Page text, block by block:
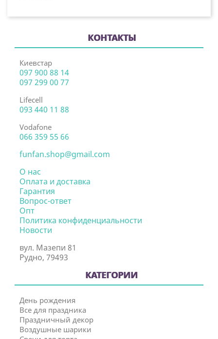
КОНТАКТЫ
Киевстар
097 900 88 14
097 299 00 77
Lifecell
093 440 11 88
Vodafone
066 359 55 66
funfan.shop@gmail.com
О нас
Оплата и доставка
Гарантия
Вопрос-ответ
Опт
Политика конфиденциальности
Новости
вул. Мазепи 81
Рудно, 79493
КАТЕГОРИИ
День рождения
Все для праздника
Праздничный декор
Воздушные шарики